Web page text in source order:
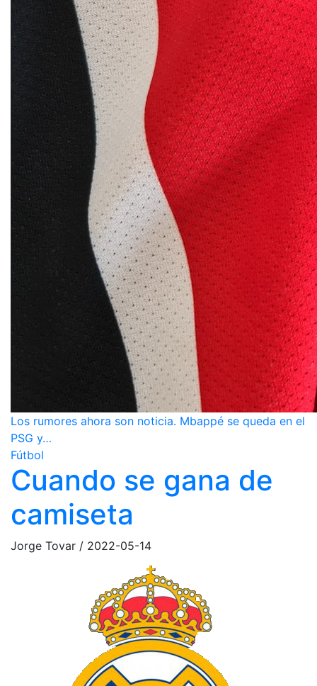
Los rumores ahora son noticia. Mbappé se queda en el
PSG y…
Fútbol
Cuando se gana de
camiseta
Jorge Tovar / 2022-05-14